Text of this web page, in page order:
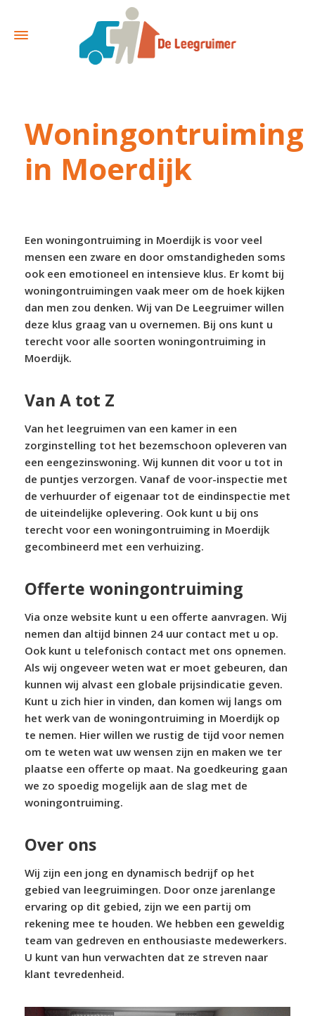
Woningontruiming
in Moerdijk
Een woningontruiming in Moerdijk is voor veel
mensen een zware en door omstandigheden soms
ook een emotioneel en intensieve klus. Er komt bij
woningontruimingen vaak meer om de hoek kijken
dan men zou denken. Wij van De Leegruimer willen
deze klus graag van u overnemen. Bij ons kunt u
terecht voor alle soorten woningontruiming in
Moerdijk.
Van A tot Z
Van het leegruimen van een kamer in een
zorginstelling tot het bezemschoon opleveren van
een eengezinswoning. Wij kunnen dit voor u tot in
de puntjes verzorgen. Vanaf de voor-inspectie met
de verhuurder of eigenaar tot de eindinspectie met
de uiteindelijke oplevering. Ook kunt u bij ons
terecht voor een woningontruiming in Moerdijk
gecombineerd met een verhuizing.
Offerte woningontruiming
Via onze website kunt u een offerte aanvragen. Wij
nemen dan altijd binnen 24 uur contact met u op.
Ook kunt u telefonisch contact met ons opnemen.
Als wij ongeveer weten wat er moet gebeuren, dan
kunnen wij alvast een globale prijsindicatie geven.
Kunt u zich hier in vinden, dan komen wij langs om
het werk van de woningontruiming in Moerdijk op
te nemen. Hier willen we rustig de tijd voor nemen
om te weten wat uw wensen zijn en maken we ter
plaatse een offerte op maat. Na goedkeuring gaan
we zo spoedig mogelijk aan de slag met de
woningontruiming.
Over ons
Wij zijn een jong en dynamisch bedrijf op het
gebied van leegruimingen. Door onze jarenlange
ervaring op dit gebied, zijn we een partij om
rekening mee te houden. We hebben een geweldig
team van gedreven en enthousiaste medewerkers.
U kunt van hun verwachten dat ze streven naar
klant tevredenheid.